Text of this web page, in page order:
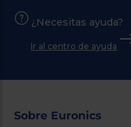
¿Necesitas ayuda?
Ir al centro de ayuda
Sobre Euronics